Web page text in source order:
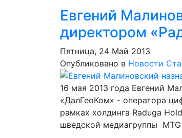
Евгений
директором
Пятница, 24 Май 2013
Опубликовано в Новости
16 мая 2013 года Евгений
«ДалГеоКом» - оператора
рамках холдинга Raduga
шведской медиагруппы